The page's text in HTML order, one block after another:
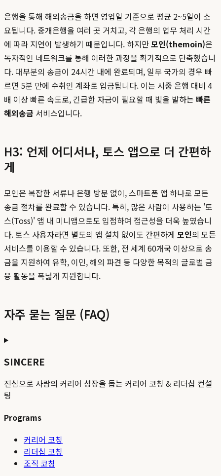
은행을 통해 해외송금을 하면 영업일 기준으로 평균 2~5일이 소
요됩니다. 중개은행을 여러 곳 거치고, 각 은행의 업무 처리 시간
에 따라 지연이 발생하기 때문입니다. 하지만모인(themoin)은
독자적인 네트워크를 통해 이러한 과정을 획기적으로 단축했습니
다. 대부분의 송금이 24시간 내에 완료되며, 일부 국가의 경우 빠
르면 5분 만에 수취인 계좌로 입금됩니다. 이는 시중 은행 대비 4
배 이상 빠른 속도로, 긴급한 자금이 필요할 때 빛을 발하는 빠른
해외송금 서비스입니다.
H3: 언제 어디서나, 토스 앱으로 더 간편하
게
모인은 복잡한 서류나 은행 방문 없이, 스마트폰 앱 하나로 모든
송금 절차를 완료할 수 있습니다. 특히, 많은 사람이 사용하는 '토
스(Toss)' 앱 내 미니앱으로도 입점하여 접근성을 더욱 높였습니
다. 토스 사용자라면 별도의 앱 설치 없이도 간편하게 모인의 모든
서비스를 이용할 수 있습니다. 또한, 전 세계 60개국 이상으로 송
금을 지원하여 유학, 이민, 해외 파견 등 다양한 목적의 글로벌 금
융 활동을 폭넓게 지원합니다.
자주 묻는 질문 (FAQ)
SINCERE
진심으로 사람의 커리어 성장을 돕는 커리어 코칭 & 리더십 컨설
팅
Programs
커리어 코칭
리더십 코칭
조직 코칭